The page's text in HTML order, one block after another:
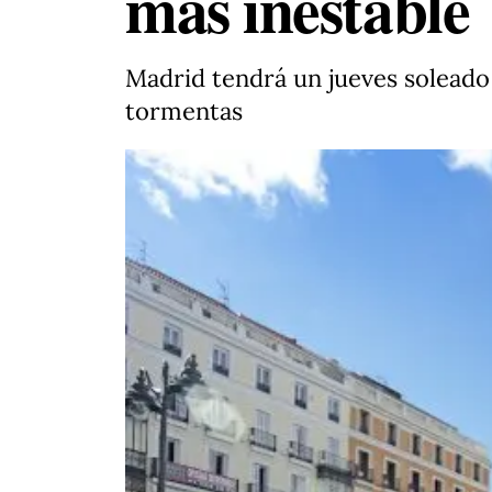
Madrid tendrá un jueves
tormentas